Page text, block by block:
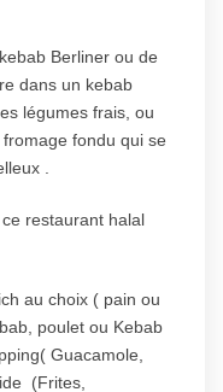
Berliner ou de
dans un kebab
légumes frais, ou
fondu qui se
.
restaurant halal
au choix ( pain ou
poulet ou Kebab
Guacamole,
(Frites,